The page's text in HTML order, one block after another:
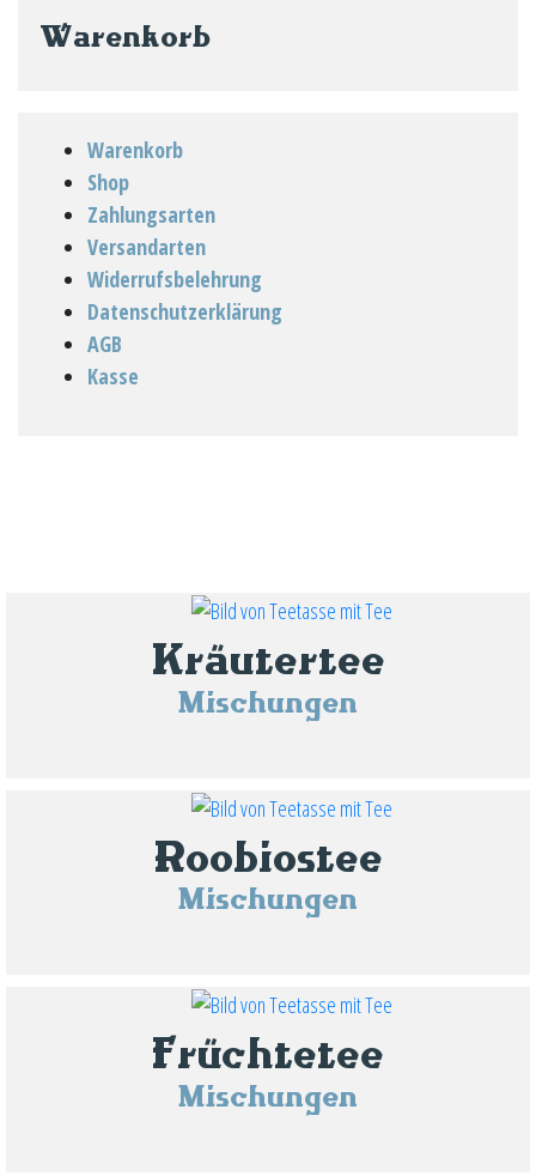
Warenkorb
Warenkorb
Shop
Zahlungsarten
Versandarten
Widerrufsbelehrung
Datenschutzerklärung
AGB
Kasse
Kräutertee
Mischungen
Roobiostee
Mischungen
Früchtetee
Mischungen